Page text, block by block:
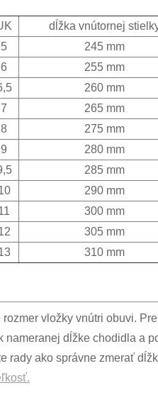
dĺžka vnútornej
5
245 mm
6
255 mm
260 mm
7
265 mm
8
275 mm
9
280 mm
285 mm
290 mm
300 mm
305 mm
310 mm
vložky vnútri obuvi.
nameranej dĺžke chodidla a
rady ako správne zmerať